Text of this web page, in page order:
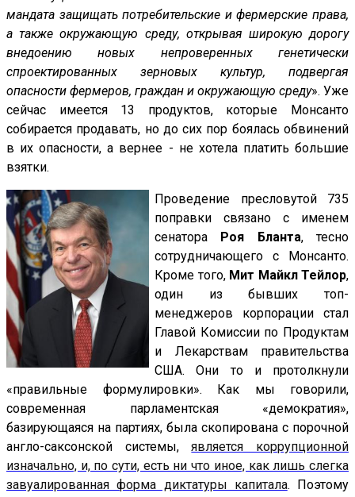
мандата защищать потребительские и фермерские права,
а также окружающую среду, открывая широкую дорогу
внедоению новых непроверенных генетически
спроектированных зерновых культур, подвергая
опасности фермеров, граждан и окружающую среду». Уже
сейчас имеется 13 продуктов, которые Монсанто
собирается продавать, но до сих пор боялась обвинений
в их опасности, а вернее - не хотела платить большие
взятки.
Проведение пресловутой 735
поправки связано с именем
сенатора
Роя Бланта, тесно
сотрудничающего с Монсанто.
Кроме того, Мит Майкл Тейлор,
один из бывших топ-
менеджеров корпорации стал
Главой Комиссии по Продуктам
и Лекарствам правительства
США. Они то и протолкнули
«правильные формулировки». Как мы говорили,
современная парламентская «демократия»,
базирующаяся на партиях, была скопирована с порочной
англо-саксонской системы,является коррупционной
изначально, и, по сути, есть ни что иное, как лишь слегка
завуалированная форма диктатуры капитала. Поэтому